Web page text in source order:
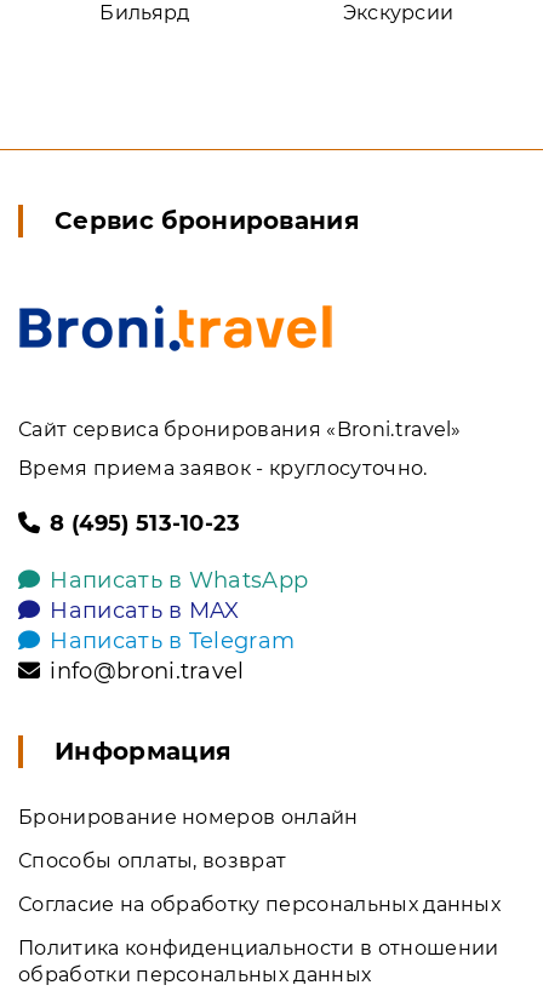
Бильярд Экскурсии
Сервис бронирования
Сайт сервиса бронирования «Broni.travel»
Время приема заявок - круглосуточно.
8 (495) 513-10-23
Написать в WhatsApp
Написать в MAX
Написать в Telegram
info@broni.travel
Информация
Бронирование номеров онлайн
Способы оплаты, возврат
Согласие на обработку персональных данных
Политика конфиденциальности в отношении
обработки персональных данных